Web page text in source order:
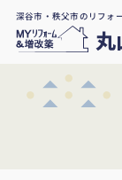
深谷市・秩父市のリフォ